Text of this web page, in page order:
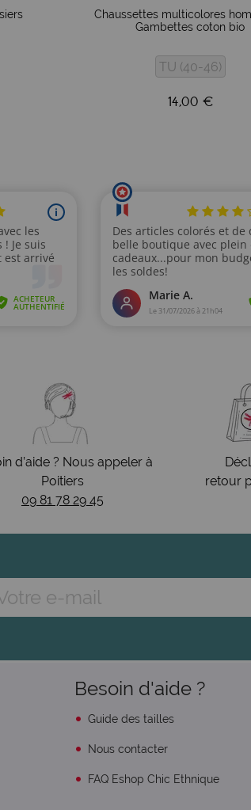
Chaussettes multicolores
Gambettes coton bio
TU (40-46)
14,00 €
d’aide ? Nous appeler à
Poitiers
09 81 78 29 45
retour
Besoin d'aide ?
Guide des tailles
Nous contacter
FAQ Eshop Chic Ethnique